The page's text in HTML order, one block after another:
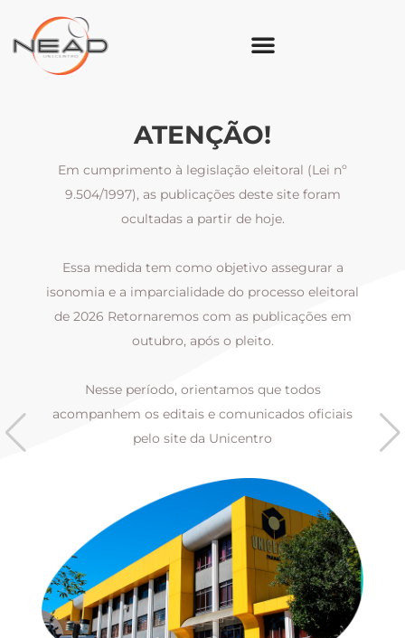
ATENÇÃO!
Em cumprimento à legislação eleitoral (Lei nº
9.504/1997), as publicações deste site foram
ocultadas a partir de hoje.
Essa medida tem como objetivo assegurar a
isonomia e a imparcialidade do processo eleitoral
de 2026 Retornaremos com as publicações em
outubro, após o pleito.
Nesse período, orientamos que todos
acompanhem os editais e comunicados oficiais
pelo site da Unicentro